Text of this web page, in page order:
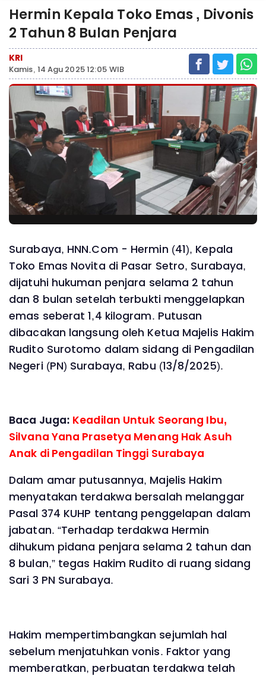
Hermin Kepala Toko Emas , Divonis
2 Tahun 8 Bulan Penjara
KRI
Kamis, 14 Agu 2025 12:05 WIB
Surabaya, HNN.Com - Hermin (41), Kepala
Toko Emas Novita di Pasar Setro, Surabaya,
dijatuhi hukuman penjara selama 2 tahun
dan 8 bulan setelah terbukti menggelapkan
emas seberat 1,4 kilogram. Putusan
dibacakan langsung oleh Ketua Majelis Hakim
Rudito Surotomo dalam sidang di Pengadilan
Negeri (PN) Surabaya, Rabu (13/8/2025).
Baca Juga: Keadilan Untuk Seorang Ibu,
Silvana Yana Prasetya Menang Hak Asuh
Anak di Pengadilan Tinggi Surabaya
Dalam amar putusannya, Majelis Hakim
menyatakan terdakwa bersalah melanggar
Pasal 374 KUHP tentang penggelapan dalam
jabatan. “Terhadap terdakwa Hermin
dihukum pidana penjara selama 2 tahun dan
8 bulan,” tegas Hakim Rudito di ruang sidang
Sari 3 PN Surabaya.
Hakim mempertimbangkan sejumlah hal
sebelum menjatuhkan vonis. Faktor yang
memberatkan, perbuatan terdakwa telah